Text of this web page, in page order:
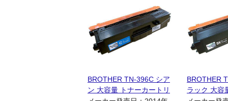
BROTHER TN-396C シア
ン 大容量 トナーカートリ
BROTHER
ラック 大容